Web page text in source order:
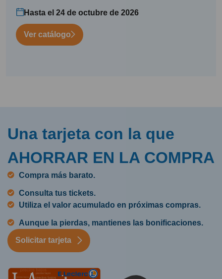
Hasta el 24 de octubre de 2026
Ver catálogo
Una tarjeta con la que
AHORRAR EN LA COMPRA
Compra más barato.
Consulta tus tickets.
Utiliza el valor acumulado en próximas compras.
Aunque la pierdas, mantienes las bonificaciones.
Solicitar tarjeta